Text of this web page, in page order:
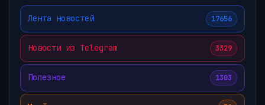
Лента новостей 17656
Новости из Telegram 3329
Полезное 1303